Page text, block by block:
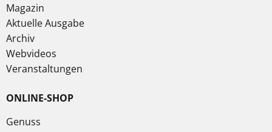
Magazin
Aktuelle Ausgabe
Archiv
Webvideos
Veranstaltungen
ONLINE-SHOP
Genuss